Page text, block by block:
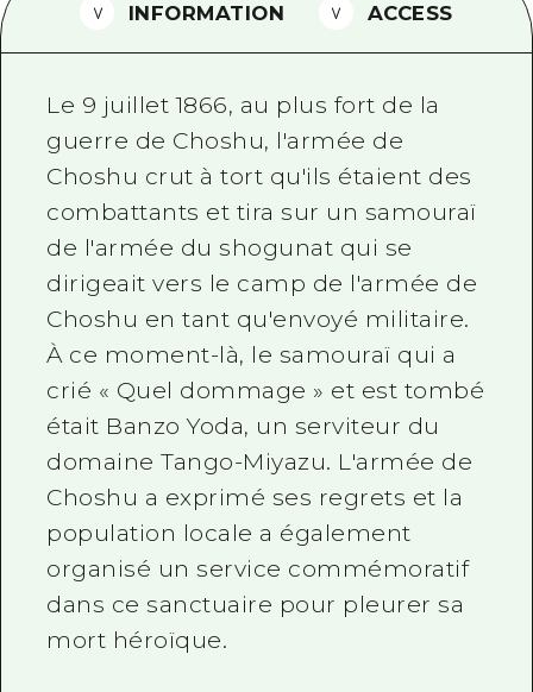
FAQ
Téléchargement de Photos
Brochure touristique
INFORMATION ACCESS
Le 9 juillet 1866, au plus fort de la
guerre de Choshu, l'armée de
Choshu crut à tort qu'ils étaient des
combattants et tira sur un samouraï
de l'armée du shogunat qui se
dirigeait vers le camp de l'armée de
Choshu en tant qu'envoyé militaire.
À ce moment-là, le samouraï qui a
crié « Quel dommage » et est tombé
était Banzo Yoda, un serviteur du
domaine Tango-Miyazu. L'armée de
Choshu a exprimé ses regrets et la
population locale a également
organisé un service commémoratif
dans ce sanctuaire pour pleurer sa
mort héroïque.